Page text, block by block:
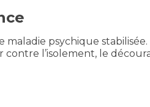
psychique stabilisée.
contre l’isolement, le